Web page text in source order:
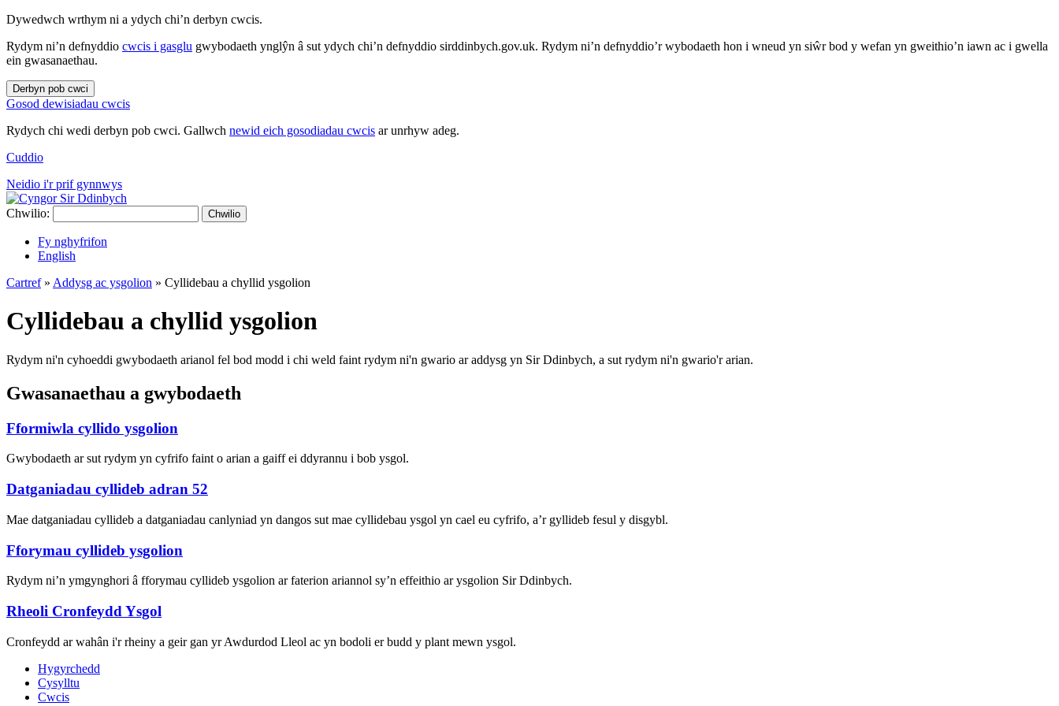
Dywedwch wrthym ni a ydych chi’n derbyn cwcis.
Rydym ni’n defnyddio cwcis i gasglu gwybodaeth ynglŷn â sut ydych chi’n defnyddio sirddinbych.gov.uk. Rydym ni’n defnyddio’r wybodaeth hon i wneud yn siŵr bod y wefan yn gweithio’n iawn ac i gwella
ein gwasanaethau.
Derbyn pob cwci
Gosod dewisiadau cwcis
Rydych chi wedi derbyn pob cwci. Gallwch newid eich gosodiadau cwcis ar unrhyw adeg.
Cuddio
Neidio i'r prif gynnwys
Chwilio: Chwilio
Fy nghyfrifon
English
Cartref» Addysg ac ysgolion » Cyllidebau a chyllid ysgolion
Cyllidebau a chyllid ysgolion
Rydym ni'n cyhoeddi gwybodaeth arianol fel bod modd i chi weld faint rydym ni'n gwario ar addysg yn Sir Ddinbych, a sut rydym ni'n gwario'r arian.
Gwasanaethau a gwybodaeth
Fformiwla cyllido ysgolion
Gwybodaeth ar sut rydym yn cyfrifo faint o arian a gaiff ei ddyrannu i bob ysgol.
Datganiadau cyllideb adran 52
Mae datganiadau cyllideb a datganiadau canlyniad yn dangos sut mae cyllidebau ysgol yn cael eu cyfrifo, a’r gyllideb fesul y disgybl.
Fforymau cyllideb ysgolion
Rydym ni’n ymgynghori â fforymau cyllideb ysgolion ar faterion ariannol sy’n effeithio ar ysgolion Sir Ddinbych.
Rheoli Cronfeydd Ysgol
Cronfeydd ar wahân i'r rheiny a geir gan yr Awdurdod Lleol ac yn bodoli er budd y plant mewn ysgol.
Hygyrchedd
Cysylltu
Cwcis